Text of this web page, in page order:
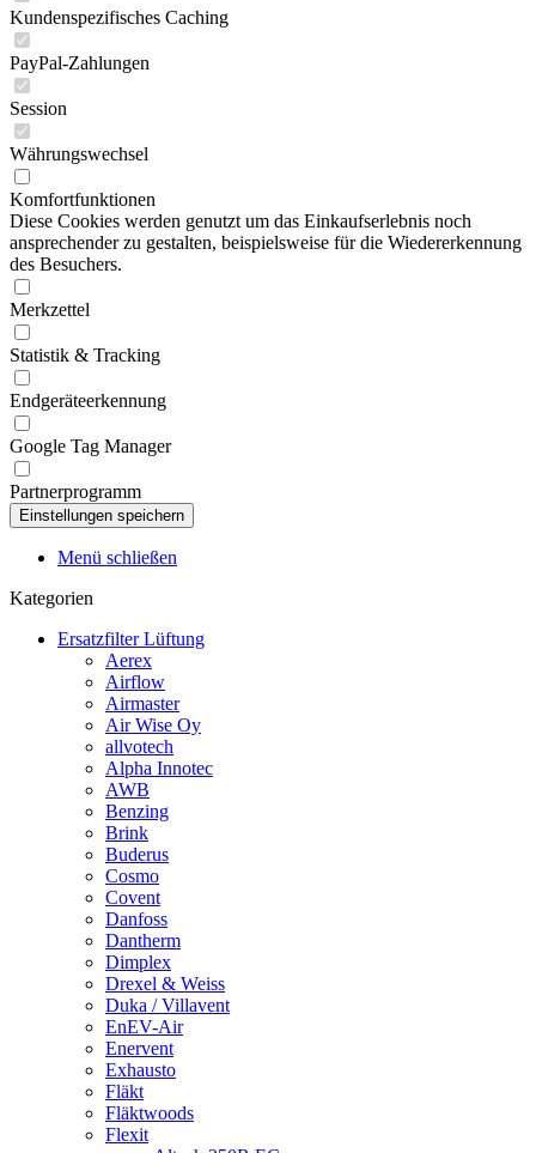
Kundenspezifisches Caching
PayPal-Zahlungen
Session
Währungswechsel
Komfortfunktionen
Diese Cookies werden genutzt um das Einkaufserlebnis noch
ansprechender zu gestalten, beispielsweise für die Wiedererkennung
des Besuchers.
Merkzettel
Statistik & Tracking
Endgeräteerkennung
Google Tag Manager
Partnerprogramm
Menü schließen
Kategorien
Ersatzfilter Lüftung
Aerex
Airflow
Airmaster
Air Wise Oy
allvotech
Alpha Innotec
AWB
Benzing
Brink
Buderus
Cosmo
Covent
Danfoss
Dantherm
Dimplex
Drexel & Weiss
Duka / Villavent
EnEV-Air
Enervent
Exhausto
Fläkt
Fläktwoods
Flexit